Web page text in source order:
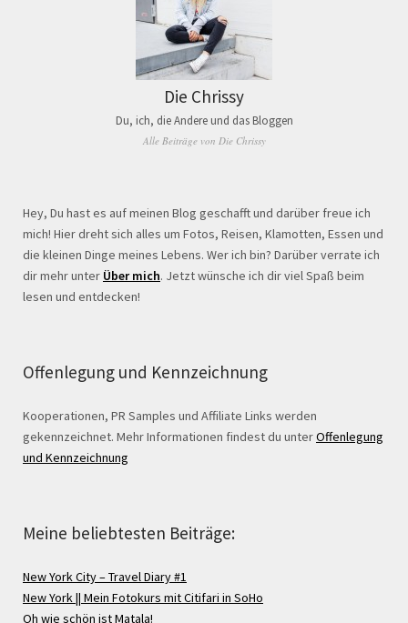
Die Chrissy
Du, ich, die Andere und das Bloggen
Alle Beiträge von Die Chrissy
Hey, Du hast es auf meinen Blog geschafft und darüber freue ich
mich! Hier dreht sich alles um Fotos, Reisen, Klamotten, Essen und
die kleinen Dinge meines Lebens. Wer ich bin? Darüber verrate ich
dir mehr unter Über mich. Jetzt wünsche ich dir viel Spaß beim
lesen und entdecken!
Offenlegung und Kennzeichnung
Kooperationen, PR Samples und Affiliate Links werden
gekennzeichnet. Mehr Informationen findest du unterOffenlegung
und Kennzeichnung
Meine beliebtesten Beiträge:
New York City – Travel Diary #1
New York || Mein Fotokurs mit Citifari in SoHo
Oh wie schön ist Matala!